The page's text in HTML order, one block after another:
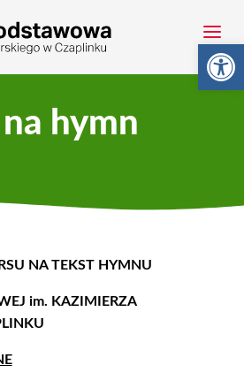
Otwórz
hymn
NA TEKST HYMNU
im. KAZIMIERZA